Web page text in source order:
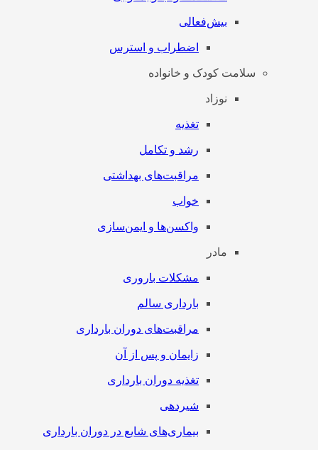
بیش‌فعالی
اضطراب و استرس
سلامت کودک و خانواده
نوزاد
تغذیه
رشد و تکامل
مراقبت‌های بهداشتی
خواب
واکسن‌ها و ایمن‌سازی
مادر
مشکلات باروری
بارداری سالم
مراقبت‌های دوران بارداری
زایمان و پس از آن
تغذیه دوران بارداری
شیردهی
بیماری‌های شایع در دوران بارداری